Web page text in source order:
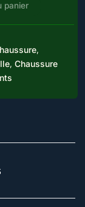
panier
,
, Chaussure